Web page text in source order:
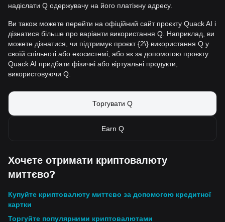
надіслати Q одержувачу на його платіжну адресу.
Ви також можете перейти на офіційний сайт проєкту Quack AI і
дізнатися більше про варіанти використання Q. Наприклад, ви
можете дізнатися, чи підтримує проєкт {2\} використання Q у
своїй спільноті або екосистемі, або як за допомогою проєкту
Quack AI придбати фізичні або віртуальні продукти,
використовуючи Q.
Торгувати Q
Earn Q
Хочете отримати криптовалюту
миттєво?
Купуйте криптовалюту миттєво за допомогою кредитної
картки
Торгуйте популярними криптовалютами